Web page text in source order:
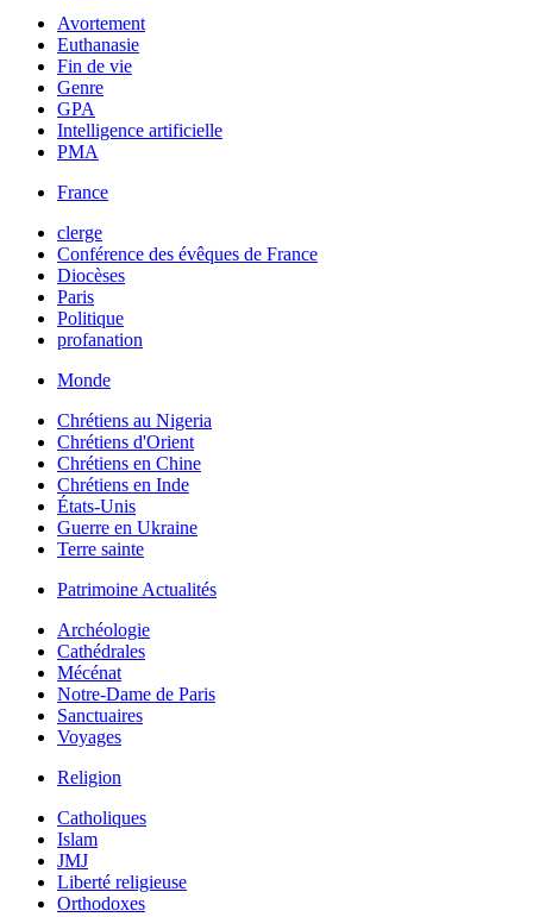
Avortement
Euthanasie
Fin de vie
Genre
GPA
Intelligence artificielle
PMA
France
clerge
Conférence des évêques de France
Diocèses
Paris
Politique
profanation
Monde
Chrétiens au Nigeria
Chrétiens d'Orient
Chrétiens en Chine
Chrétiens en Inde
États-Unis
Guerre en Ukraine
Terre sainte
Patrimoine Actualités
Archéologie
Cathédrales
Mécénat
Notre-Dame de Paris
Sanctuaires
Voyages
Religion
Catholiques
Islam
JMJ
Liberté religieuse
Orthodoxes